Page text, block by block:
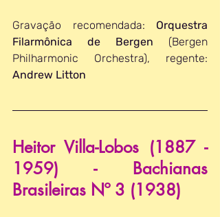
Gravação recomendada: Orquestra
Filarmônica de Bergen (Bergen
Andrew Litton
Heitor Villa-Lobos (1887 -
1959) - Bachianas
Brasileiras Nº 3 (1938)